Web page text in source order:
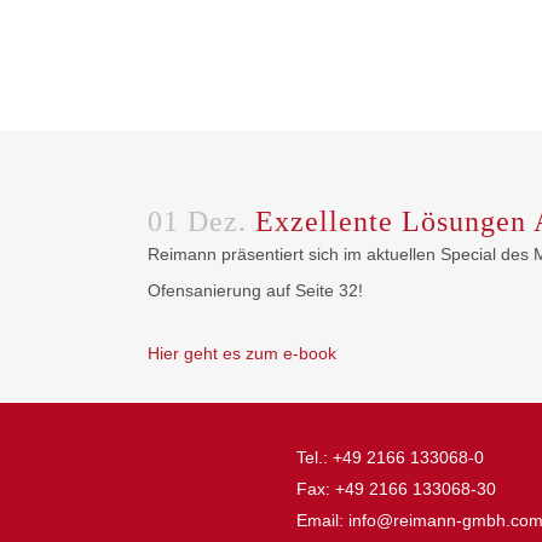
01 Dez. Exzellente Lösungen
Reimann präsentiert sich im aktuellen Special des
Ofensanierung auf Seite 32!
Hier geht es zum e-book
Tel.: +49 2166 133068-0
Fax: +49 2166 133068-30
Email: info@reimann-gmbh.com